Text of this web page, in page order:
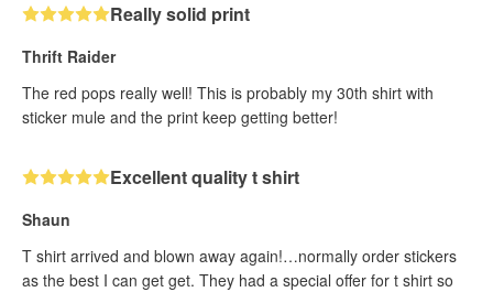
Really solid print
Thrift Raider
The red pops really well! This is probably my 30th shirt with
sticker mule and the print keep getting better!
Excellent quality t shirt
Shaun
T shirt arrived and blown away again!…normally order stickers
as the best I can get get. They had a special offer for t shirt so